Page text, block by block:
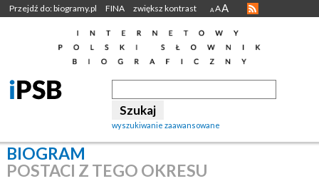
Przejdź do: biogramy.pl FINA zwiększ kontrast A AA
wyszukiwanie zaawansowane
BIOGRAM
POSTACI Z TEGO OKRESU